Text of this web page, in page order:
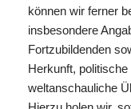
können wir ferner
insbesondere
Fortzubildenden
Herkunft,
weltanschauliche